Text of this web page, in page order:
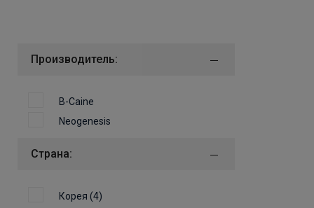
Производитель:
B-Caine
Neogenesis
Страна:
Корея (4)